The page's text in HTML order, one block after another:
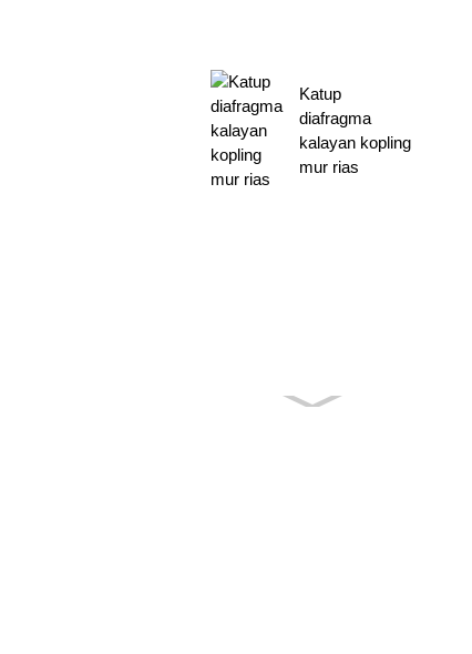
Katup
diafragma
kalayan kopling
mur rias